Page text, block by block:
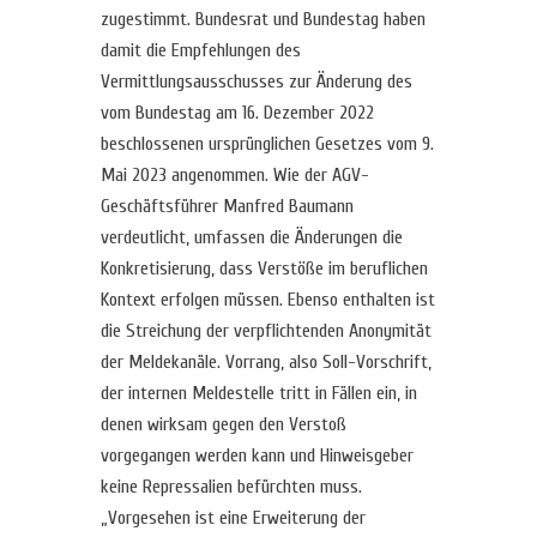
zugestimmt. Bundesrat und Bundestag haben
damit die Empfehlungen des
Vermittlungsausschusses zur Änderung des
vom Bundestag am 16. Dezember 2022
beschlossenen ursprünglichen Gesetzes vom 9.
Mai 2023 angenommen. Wie der AGV-
Geschäftsführer Manfred Baumann
verdeutlicht, umfassen die Änderungen die
Konkretisierung, dass Verstöße im beruflichen
Kontext erfolgen müssen. Ebenso enthalten ist
die Streichung der verpflichtenden Anonymität
der Meldekanäle. Vorrang, also Soll-Vorschrift,
der internen Meldestelle tritt in Fällen ein, in
denen wirksam gegen den Verstoß
vorgegangen werden kann und Hinweisgeber
keine Repressalien befürchten muss.
„Vorgesehen ist eine Erweiterung der